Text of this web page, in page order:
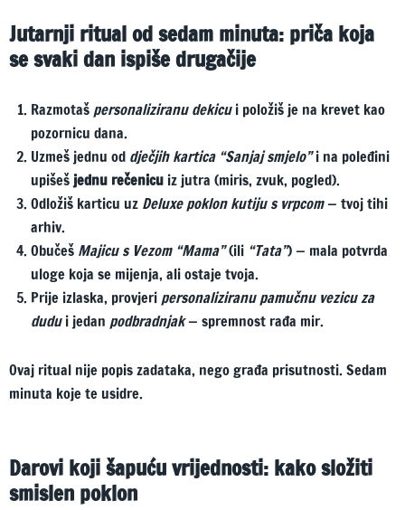
Jutarnji ritual od sedam minuta: priča koja
se svaki dan ispiše drugačije
Razmotaš personaliziranu dekicui položiš je na krevet kao
pozornicu dana.
Uzmeš jednu od dječjih kartica “Sanjaj smjelo”i na poleđini
upišeš jednu rečenicu iz jutra (miris, zvuk, pogled).
Odložiš karticu uz Deluxe poklon kutiju s vrpcom— tvoj tihi
arhiv.
Obučeš Majicu s Vezom “Mama”(ili “Tata”) — mala potvrda
uloge koja se mijenja, ali ostaje tvoja.
Prije izlaska, provjeri personaliziranu pamučnu vezicu za
dudui jedan podbradnjak— spremnost rađa mir.
Ovaj ritual nije popis zadataka, nego građa prisutnosti. Sedam
minuta koje te usidre.
Darovi koji šapuću vrijednosti: kako složiti
smislen poklon